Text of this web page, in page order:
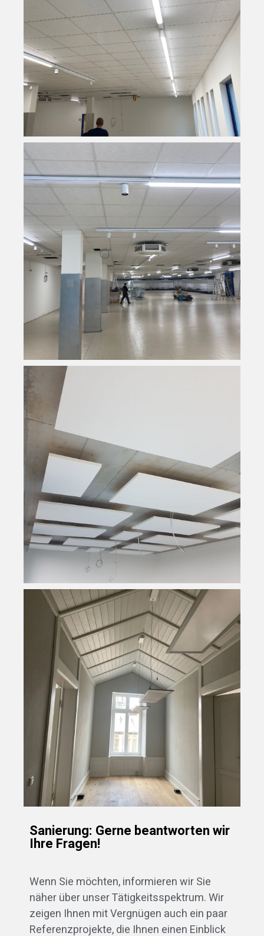
Sanierung: Gerne beantworten wir
Ihre Fragen!
Wenn Sie möchten, informieren wir Sie
näher über unser Tätigkeitsspektrum. Wir
zeigen Ihnen mit Vergnügen auch ein paar
Referenzprojekte, die Ihnen einen Einblick